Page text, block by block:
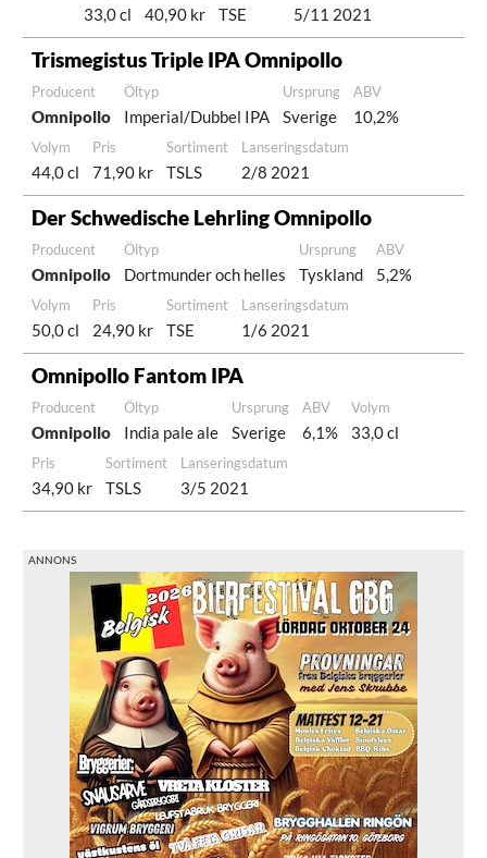
33,0 cl 40,90 kr TSE 5/11 2021
Trismegistus Triple IPA Omnipollo
Producent
Omnipollo
Öltyp
Imperial/Dubbel IPA
Ursprung
Sverige
ABV
10,2%
Volym
44,0 cl
Pris
71,90 kr
Sortiment
TSLS
Lanseringsdatum
2/8 2021
Der Schwedische Lehrling Omnipollo
Producent
Omnipollo
Öltyp
Dortmunder och helles
Ursprung
Tyskland
ABV
5,2%
Volym
50,0 cl
Pris
24,90 kr
Sortiment
TSE
Lanseringsdatum
1/6 2021
Omnipollo Fantom IPA
Producent
Omnipollo
Öltyp
India pale ale
Ursprung
Sverige
ABV
6,1%
Volym
33,0 cl
Pris
34,90 kr
Sortiment
TSLS
Lanseringsdatum
3/5 2021